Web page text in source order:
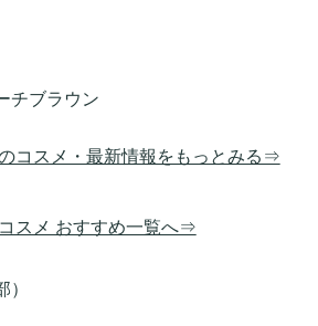
チブラウン
コスメ・最新情報をもっとみる⇒
スメ おすすめ一覧へ⇒
）